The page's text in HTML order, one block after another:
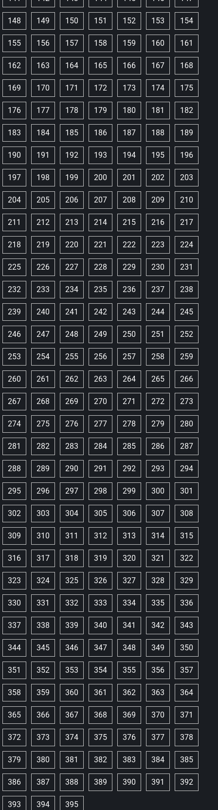
148 149 150 151 152 153 154
155 156 157 158 159 160 161
162 163 164 165 166 167 168
169 170 171 172 173 174 175
176 177 178 179 180 181 182
183 184 185 186 187 188 189
190 191 192 193 194 195 196
197 198 199 200 201 202 203
204 205 206 207 208 209 210
211 212 213 214 215 216 217
218 219 220 221 222 223 224
225 226 227 228 229 230 231
232 233 234 235 236 237 238
239 240 241 242 243 244 245
246 247 248 249 250 251 252
253 254 255 256 257 258 259
260 261 262 263 264 265 266
267 268 269 270 271 272 273
274 275 276 277 278 279 280
281 282 283 284 285 286 287
288 289 290 291 292 293 294
295 296 297 298 299 300 301
302 303 304 305 306 307 308
309 310 311 312 313 314 315
316 317 318 319 320 321 322
323 324 325 326 327 328 329
330 331 332 333 334 335 336
337 338 339 340 341 342 343
344 345 346 347 348 349 350
351 352 353 354 355 356 357
358 359 360 361 362 363 364
365 366 367 368 369 370 371
372 373 374 375 376 377 378
379 380 381 382 383 384 385
386 387 388 389 390 391 392
393 394 395